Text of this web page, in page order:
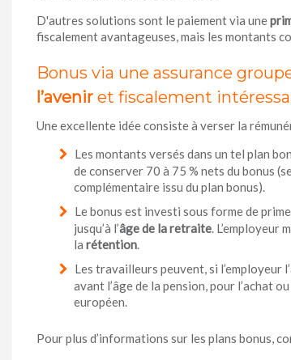
D'autres solutions sont le paiement via une
fiscalement avantageuses, mais les montants
Bonus via une assurance
l’avenir et fiscalement
Une excellente idée consiste à verser la
Les montants versés dans un tel plan
de conserver 70 à 75 % nets du bonus
complémentaire issu du plan bonus).
Le bonus est investi sous forme de
jusqu’à l’âge de la retraite. L’employeur
la rétention.
Les travailleurs peuvent, si l’employeur
avant l’âge de la pension, pour l’achat
européen.
Pour plus d’informations sur les plans bonus,